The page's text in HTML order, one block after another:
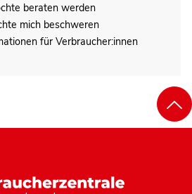
beraten werden
mich beschweren
für Verbraucher:innen